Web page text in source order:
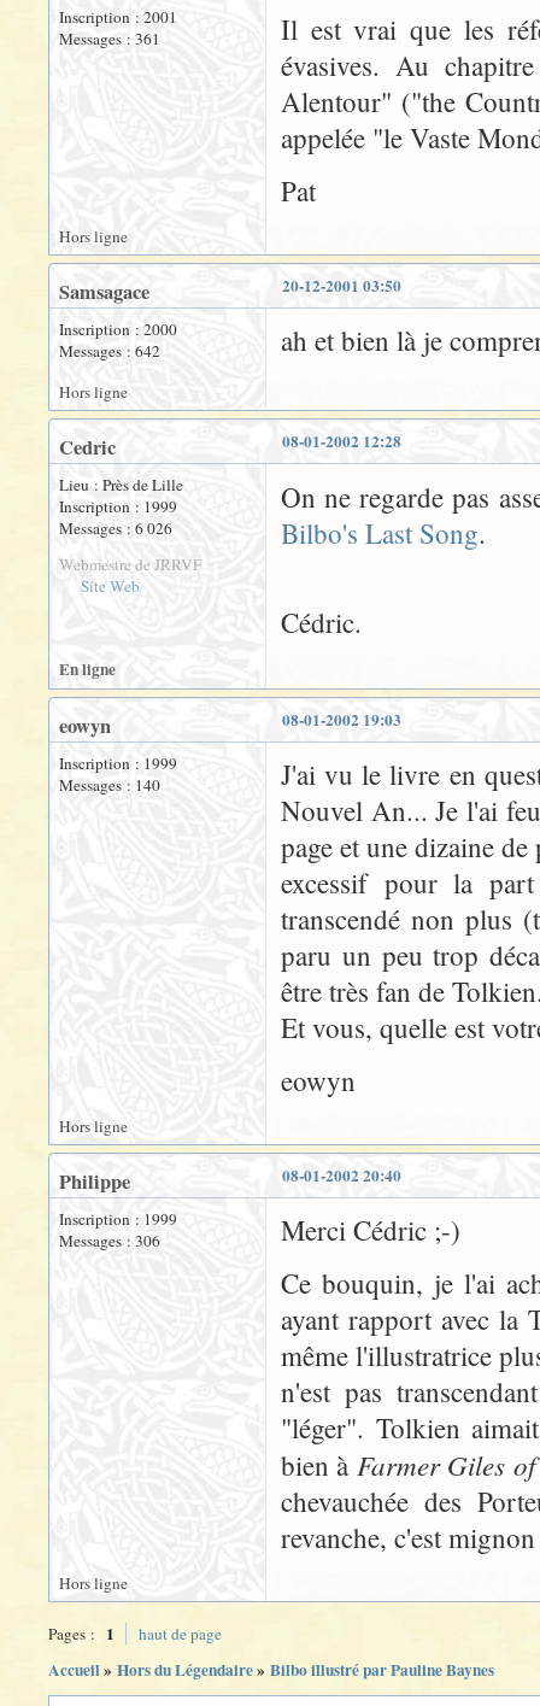
Inscription : 2001
Messages : 361
Il est vrai que les
évasives. Au
Alentour" ("the
appelée "le Vaste
Pat
Hors ligne
20-12-2001 03:50
Samsagace
Inscription : 2000
Messages : 642
ah et bien là je
Hors ligne
08-01-2002 12:28
Cedric
Lieu : Près de Lille
Inscription : 1999
Messages : 6 026
Webmestre de JRRVF
Site Web
On ne regarde pas
Bilbo's Last Song.
Cédric.
En ligne
08-01-2002 19:03
eowyn
Inscription : 1999
Messages : 140
J'ai vu le livre en
Nouvel An... Je l'ai
page et une dizaine
excessif pour la
transcendé non plus
paru un peu trop
être très fan de
Et vous, quelle est
eowyn
Hors ligne
08-01-2002 20:40
Philippe
Inscription : 1999
Messages : 306
Merci Cédric ;-)
Ce bouquin, je l'ai
ayant rapport avec la
même l'illustratrice
n'est pas
"léger". Tolkien
bien à Farmer Giles
chevauchée des
revanche, c'est
Hors ligne
Pages : 1 haut de page
Accueil» Hors du Légendaire» Bilbo illustré par Pauline Baynes